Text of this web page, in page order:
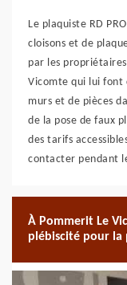
Le plaquiste RD
cloisons et de
par les
Vicomte qui lui font
murs et de pièces
de la pose de faux
des tarifs
contacter pendant
À Pommerit Le
plébiscité pour la